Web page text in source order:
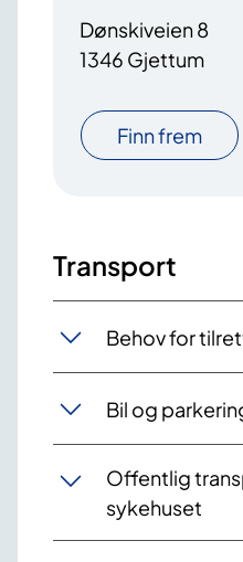
Dønskiveien 8
1346 Gjettum
Finn frem
Transport
Behov for
Bil og
Offentlig
sykehuset